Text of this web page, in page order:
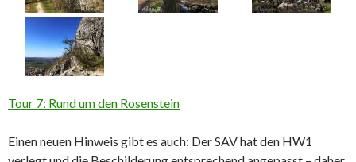
Tour 7: Rund um den Rosenstein
Einen neuen Hinweis gibt es auch: Der SAV hat den HW1